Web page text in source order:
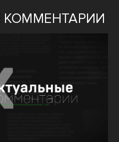
КОММЕНТАРИИ